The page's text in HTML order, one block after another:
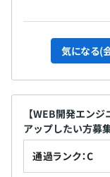
気になる(
【WEB開発エン
アップしたい方募
通過ランク：C